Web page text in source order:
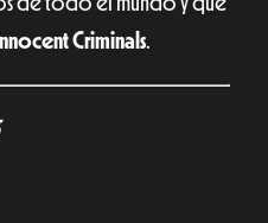
Criminals.